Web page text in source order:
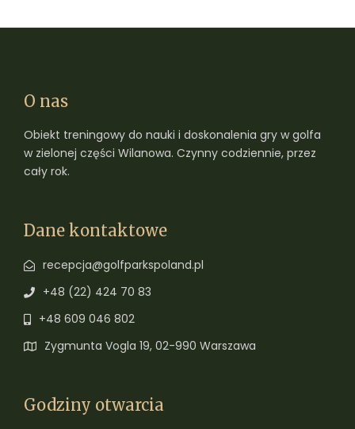
O nas
Obiekt treningowy do nauki i doskonalenia gry w golfa
w zielonej części Wilanowa. Czynny codziennie, przez
cały rok.
Dane kontaktowe
recepcja@golfparkspoland.pl
+48 (22) 424 70 83
+48 609 046 802
Zygmunta Vogla 19, 02-990 Warszawa
Godziny otwarcia